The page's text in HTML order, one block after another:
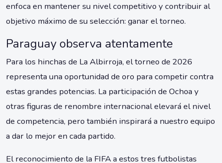
enfoca en mantener su nivel competitivo y contribuir al
objetivo máximo de su selección: ganar el torneo.
Paraguay observa atentamente
Para los hinchas de La Albirroja, el torneo de 2026
representa una oportunidad de oro para competir contra
estas grandes potencias. La participación de Ochoa y
otras figuras de renombre internacional elevará el nivel
de competencia, pero también inspirará a nuestro equipo
a dar lo mejor en cada partido.
El reconocimiento de la FIFA a estos tres futbolistas